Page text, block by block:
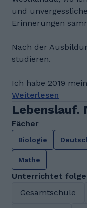
und
Erinnerungen
Nach der
studieren.
Ich habe 2019
Weiterlesen
Lebenslauf.
Fächer
Biologie
Mathe
Unterrichtet
Gesamtschule